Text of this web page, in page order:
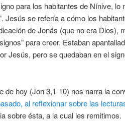
para los habitantes de Nínive, lo
Jesús se refería a cómo los
de Jonás (que no era Dios),
para creer. Estaban
Jesús, pero se quedaban en el
de hoy (Jon 3,1-10) nos narra la
al reflexionar sobre las
sobre ésta, a la cual les remitimos.